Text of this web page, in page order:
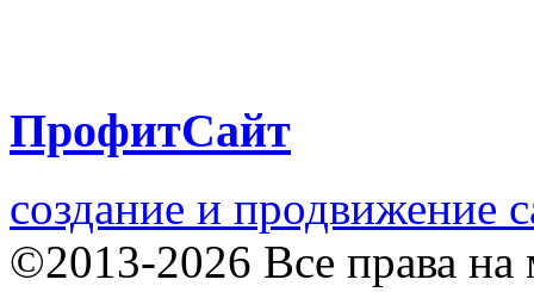
ПрофитСайт
создание и продвижение
©2013-2026 Все права на